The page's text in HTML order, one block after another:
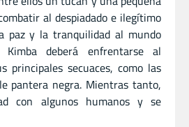
al despiadado e ilegítimo
paz y la tranquilidad al mundo
deberá enfrentarse al
principales secuaces, como las
pantera negra. Mientras tanto,
con algunos humanos y se